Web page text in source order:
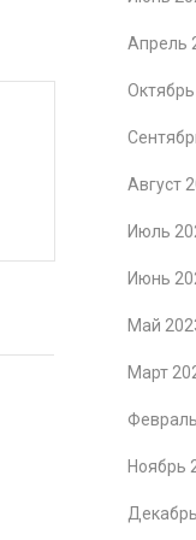
Апрель
Август
Июль
Июнь
Май
Март
Ноябрь